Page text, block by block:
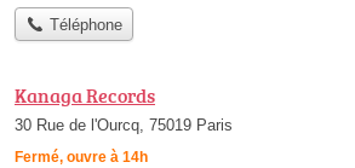
Téléphone
Kanaga Records
30 Rue de l'Ourcq, 75019 Paris
Fermé, ouvre à 14h